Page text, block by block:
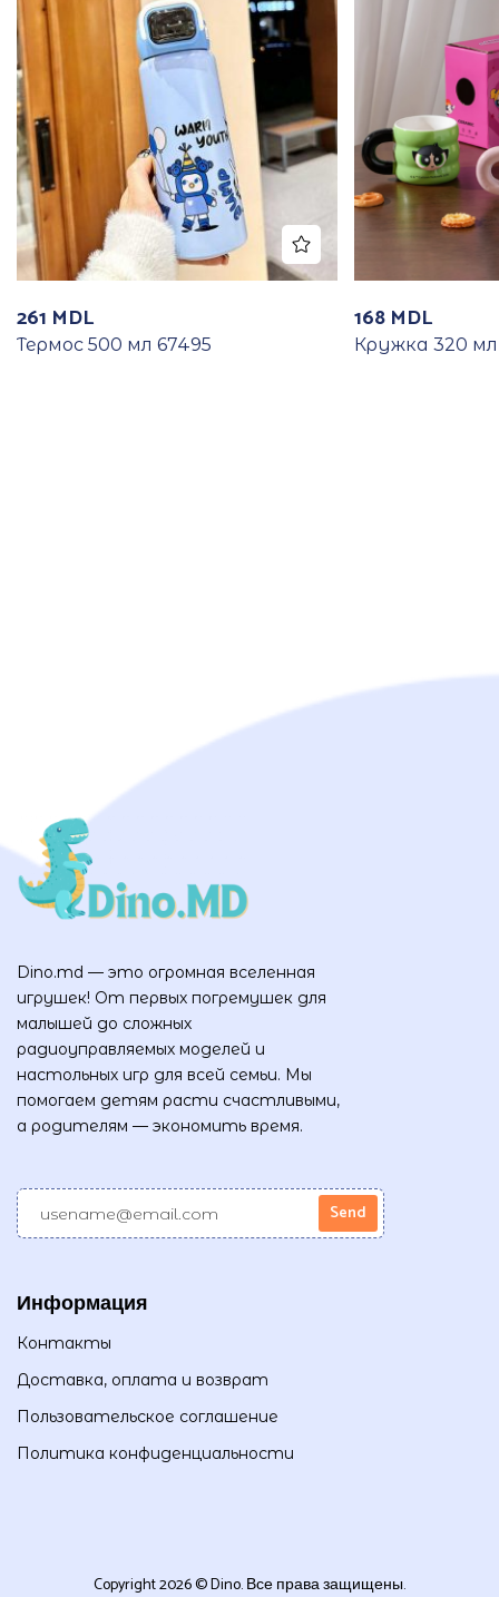
261 MDL
Термос 500 мл 67495
168 MDL
Кружка 320 мл
Dino.md — это огромная вселенная
игрушек! От первых погремушек для
малышей до сложных
радиоуправляемых моделей и
настольных игр для всей семьи. Мы
помогаем детям расти счастливыми,
а родителям — экономить время.
Информация
Контакты
Доставка, оплата и возврат
Пользовательское соглашение
Политика конфиденциальности
Copyright 2026 © Dino. Все права защищены.